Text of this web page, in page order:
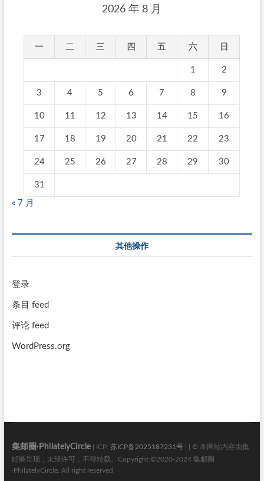
2026 年 8 月
一 二 三 四 五 六 日
1 2
3 4 5 6 7 8 9
10 11 12 13 14 15 16
17 18 19 20 21 22 23
24 25 26 27 28 29 30
31
« 7 月
其他操作
登录
条目 feed
评论 feed
WordPress.org
集邮圈·PhilatelyCircle| ICP: 苏ICP备2025187231号| | © 本网站内容由集
邮圈呈现，未经许可，不得转载。Copyright ©2020-2024 集邮圈
·PhilatelyCircle. All right reserved